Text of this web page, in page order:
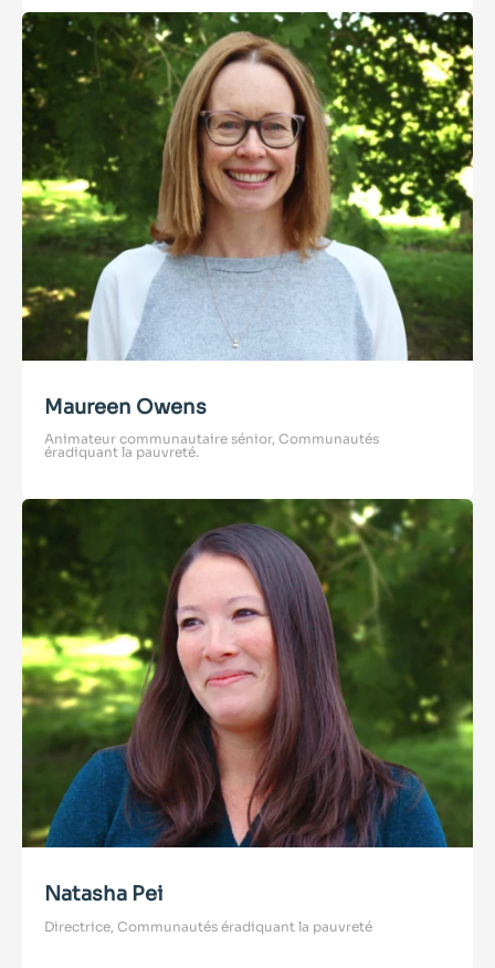
Maureen Owens
Animateur communautaire sénior, Communautés
éradiquant la pauvreté.
Natasha Pei
Directrice, Communautés éradiquant la pauvreté